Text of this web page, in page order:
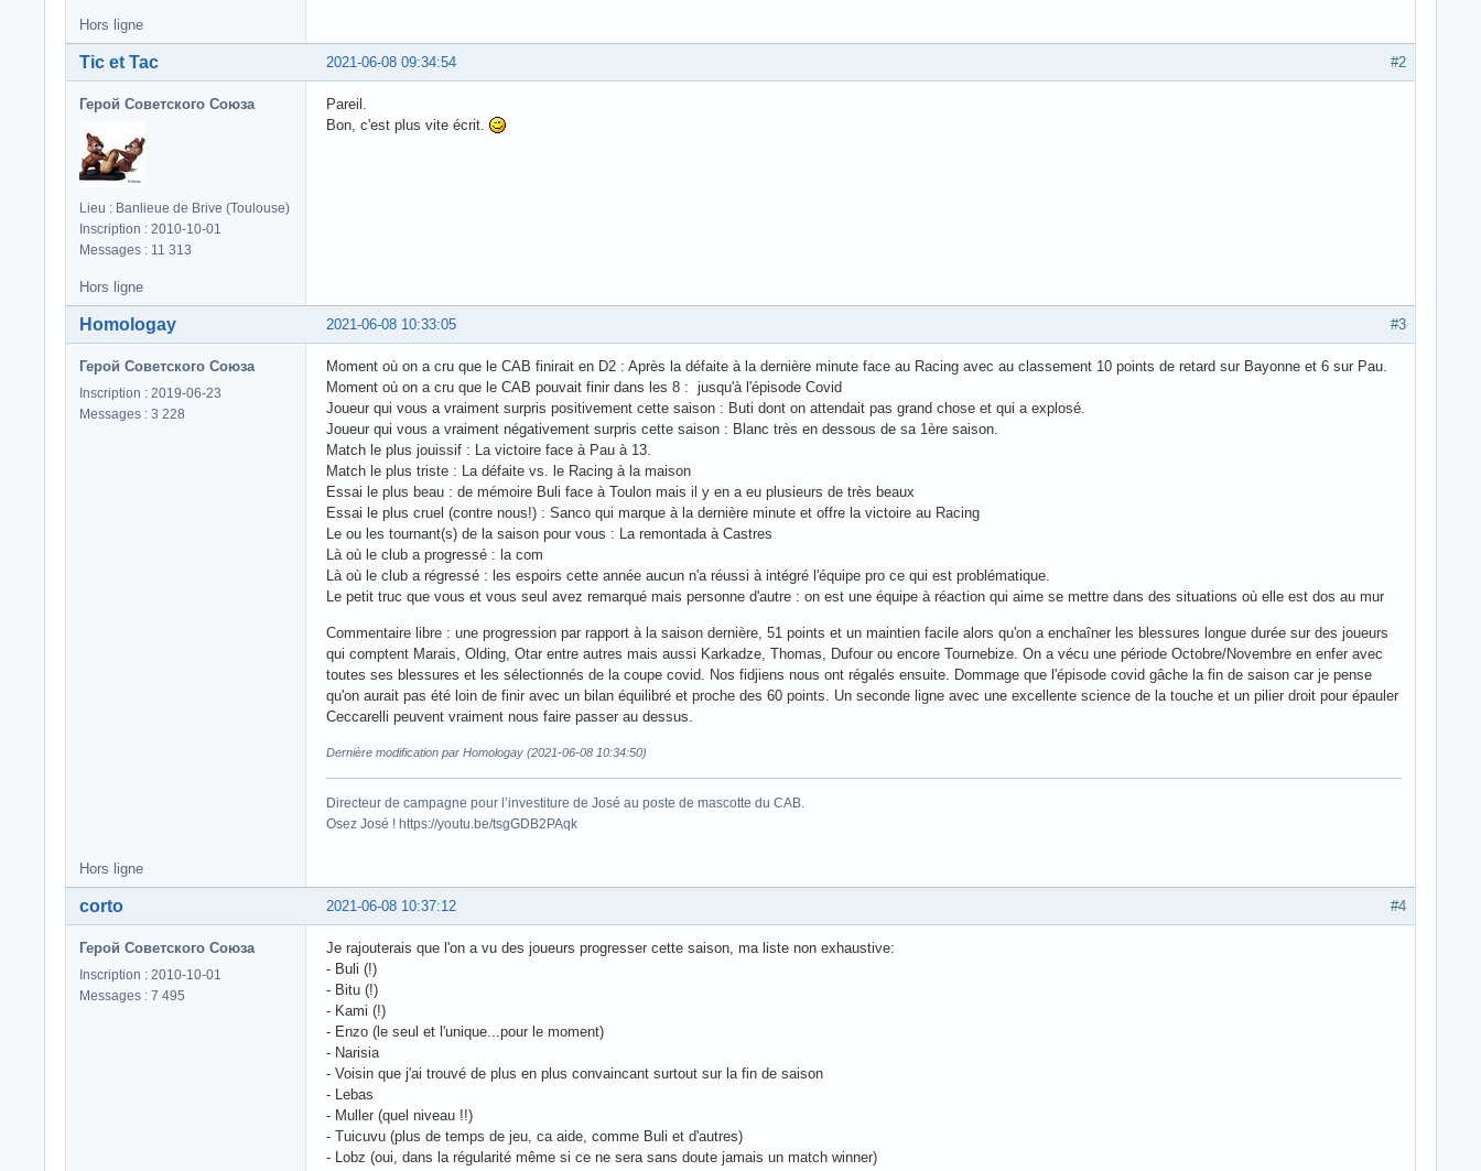
Hors ligne
#2
2021-06-08 09:34:54
Tic et Tac
Герой Советского Союза
Lieu : Banlieue de Brive (Toulouse)
Inscription : 2010-10-01
Messages : 11 313
Pareil.
Bon, c'est plus vite écrit.
Hors ligne
#3
2021-06-08 10:33:05
Homologay
Герой Советского Союза
Inscription : 2019-06-23
Messages : 3 228
Moment où on a cru que le CAB finirait en D2 : Après la défaite à la dernière minute face au Racing avec au classement 10 points de retard sur Bayonne et 6 sur Pau.
Moment où on a cru que le CAB pouvait finir dans les 8 : jusqu'à l'épisode Covid
Joueur qui vous a vraiment surpris positivement cette saison : Buti dont on attendait pas grand chose et qui a explosé.
Joueur qui vous a vraiment négativement surpris cette saison : Blanc très en dessous de sa 1ère saison.
Match le plus jouissif : La victoire face à Pau à 13.
Match le plus triste : La défaite vs. le Racing à la maison
Essai le plus beau : de mémoire Buli face à Toulon mais il y en a eu plusieurs de très beaux
Essai le plus cruel (contre nous!) : Sanco qui marque à la dernière minute et offre la victoire au Racing
Le ou les tournant(s) de la saison pour vous : La remontada à Castres
Là où le club a progressé : la com
Là où le club a régressé : les espoirs cette année aucun n'a réussi à intégré l'équipe pro ce qui est problématique.
Le petit truc que vous et vous seul avez remarqué mais personne d'autre : on est une équipe à réaction qui aime se mettre dans des situations où elle est dos au mur
Commentaire libre : une progression par rapport à la saison dernière, 51 points et un maintien facile alors qu'on a enchaîner les blessures longue durée sur des joueurs
qui comptent Marais, Olding, Otar entre autres mais aussi Karkadze, Thomas, Dufour ou encore Tournebize. On a vécu une période Octobre/Novembre en enfer avec
toutes ses blessures et les sélectionnés de la coupe covid. Nos fidjiens nous ont régalés ensuite. Dommage que l'épisode covid gâche la fin de saison car je pense
qu'on aurait pas été loin de finir avec un bilan équilibré et proche des 60 points. Un seconde ligne avec une excellente science de la touche et un pilier droit pour épauler
Ceccarelli peuvent vraiment nous faire passer au dessus.
Dernière modification par Homologay (2021-06-08 10:34:50)
Directeur de campagne pour l’investiture de José au poste de mascotte du CAB.
Osez José ! https://youtu.be/tsgGDB2PAqk
Hors ligne
#4
2021-06-08 10:37:12
corto
Герой Советского Союза
Inscription : 2010-10-01
Messages : 7 495
Je rajouterais que l'on a vu des joueurs progresser cette saison, ma liste non exhaustive:
- Buli (!)
- Bitu (!)
- Kami (!)
- Enzo (le seul et l'unique...pour le moment)
- Narisia
- Voisin que j'ai trouvé de plus en plus convaincant surtout sur la fin de saison
- Lebas
- Muller (quel niveau !!)
- Tuicuvu (plus de temps de jeu, ca aide, comme Buli et d'autres)
- Lobz (oui, dans la régularité même si ce ne sera sans doute jamais un match winner)